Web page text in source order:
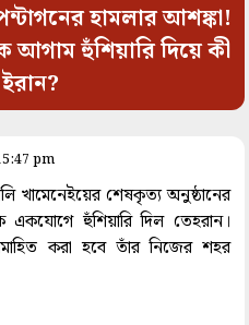
হামলার আশঙ্কা!
হুঁশিয়ারি দিয়ে কী
pm
খামেনেইয়ের শেষকৃত্য অনুষ্ঠানের
হুঁশিয়ারি দিল তেহরান।
করা হবে তাঁর নিজের শহর